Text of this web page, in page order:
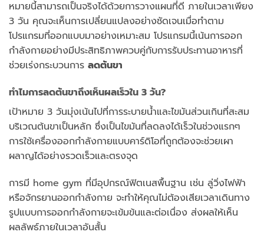
หมายนี้สามารถเป็นจริงได้ด้วยการวางแผนที่ดี ภายในเวลาเพียง
3 วัน คุณจะเห็นการเปลี่ยนแปลงอย่างชัดเจนเมื่อทำตาม
โปรแกรมที่ออกแบบมาอย่างเหมาะสม โปรแกรมนี้เน้นการออก
กำลังกายอย่างมีประสิทธิภาพควบคู่กับการรับประทานอาหารที่
ช่วยเร่งกระบวนการ ลดต้นขา
ทำไมการลดต้นขาถึงเห็นผลเร็วใน 3 วัน?
เป้าหมาย 3 วันมุ่งเน้นไปที่การระบายน้ำและไขมันส่วนเกินที่สะสม
บริเวณต้นขาเป็นหลัก ซึ่งเป็นไขมันที่ลดลงได้เร็วในช่วงแรกๆ
การใช้เครื่องออกกำลังกายแบบคาร์ดิโอที่ถูกต้องจะช่วยเผา
ผลาญได้อย่างรวดเร็วและตรงจุด
การมี home gym ที่มีอุปกรณ์ฟิตเนสพื้นฐาน เช่น ลู่วิ่งไฟฟ้า
หรือจักรยานออกกำลังกาย จะทำให้คุณไม่ต้องเสียเวลาเดินทาง
รูปแบบการออกกำลังกายจะเข้มข้นและต่อเนื่อง ส่งผลให้เห็น
ผลลัพธ์ภายในเวลาอันสั้น